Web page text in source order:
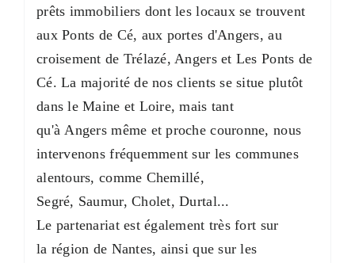
prêts immobiliers dont les locaux se trouvent
aux Ponts de Cé, aux portes d'Angers, au
croisement de Trélazé, Angers et Les Ponts de
Cé. La majorité de nos clients se situe plutôt
dans le Maine et Loire, mais tant
qu'à Angers même et proche couronne, nous
intervenons fréquemment sur les communes
alentours, comme Chemillé,
Segré, Saumur, Cholet, Durtal...
Le partenariat est également très fort sur
la région de Nantes, ainsi que sur les